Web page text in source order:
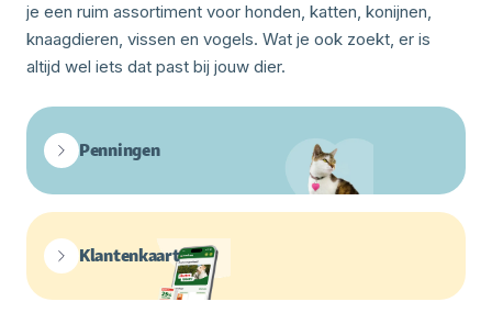
je een ruim assortiment voor honden, katten, konijnen,
knaagdieren, vissen en vogels. Wat je ook zoekt, er is
altijd wel iets dat past bij jouw dier.
Penningen
Klantenkaart